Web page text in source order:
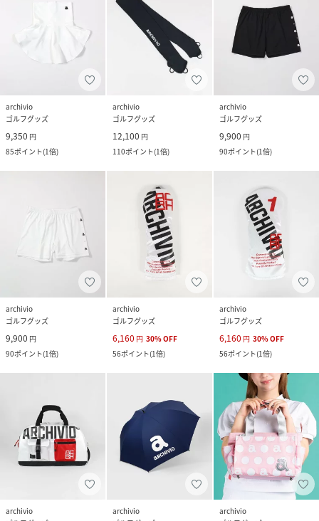
archivio
ゴルフグッズ
9,350 円
85ポイント(1倍)
archivio
ゴルフグッズ
12,100 円
110ポイント(1倍)
archivio
ゴルフグッズ
9,900 円
90ポイント(1倍)
archivio
ゴルフグッズ
9,900 円
90ポイント(1倍)
archivio
ゴルフグッズ
6,160 円 30%OFF
56ポイント(1倍)
archivio
ゴルフグッズ
6,160 円 30%OFF
56ポイント(1倍)
archivio
archivio
archivio